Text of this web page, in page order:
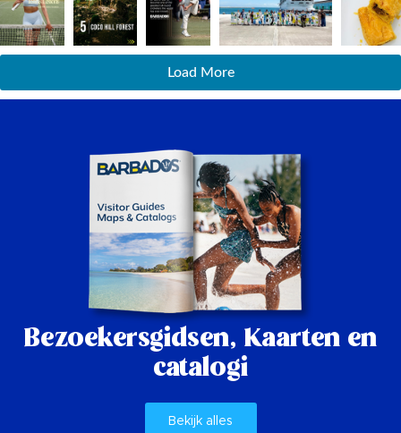
Load More
Bezoekersgidsen, Kaarten en
catalogi
Bekijk alles